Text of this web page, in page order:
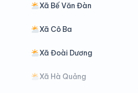
Xã Bế Văn Đàn
Xã Cô Ba
Xã Đoài Dương
Xã Hà Quảng